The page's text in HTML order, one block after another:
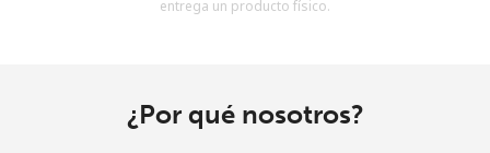
Al abrir una cuenta en este sitio web, estoy de acuerdo con
Únete
entrega un producto físico.
¿Por qué nosotros?